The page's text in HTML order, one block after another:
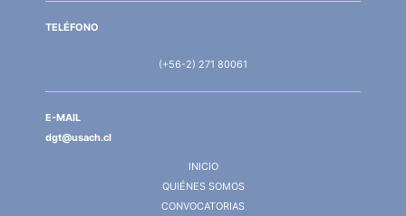
TELÉFONO
(+56-2) 271 80061
E-MAIL
dgt@usach.cl
INICIO
QUIÉNES SOMOS
CONVOCATORIAS